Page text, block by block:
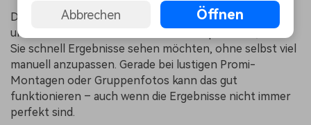
Diese App setzt stärker auf automatisches Erkennen
und Platzieren von Gesichtern. Das ist praktisch, wenn
Sie schnell Ergebnisse sehen möchten, ohne selbst viel
manuell anzupassen. Gerade bei lustigen Promi-
Montagen oder Gruppenfotos kann das gut
funktionieren – auch wenn die Ergebnisse nicht immer
perfekt sind.
Abbrechen Öffnen